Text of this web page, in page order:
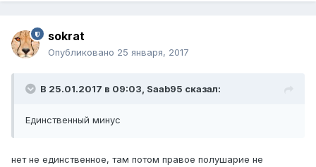
sokrat
Опубликовано 25 января, 2017
В 25.01.2017 в 09:03, Saab95 сказал:
Единственный минус
нет не единственное, там потом правое полушарие не